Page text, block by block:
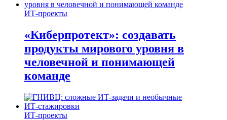
ИТ-проекты
«Киберпротект»: создавать
продукты мирового уровня в
человечной и понимающей
команде
ИТ-проекты